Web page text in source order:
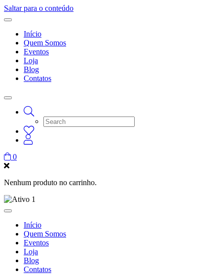
Saltar para o conteúdo
Início
Quem Somos
Eventos
Loja
Blog
Contatos
0
Nenhum produto no carrinho.
Início
Quem Somos
Eventos
Loja
Blog
Contatos